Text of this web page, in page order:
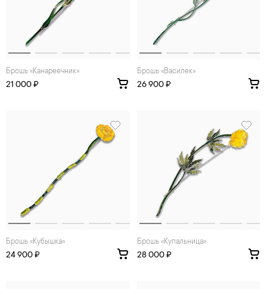
Брошь «Канареечник»
21 000 ₽
Брошь «Василек»
26 900 ₽
Брошь «Кубышка»
24 900 ₽
Брошь «Купальница»
28 000 ₽